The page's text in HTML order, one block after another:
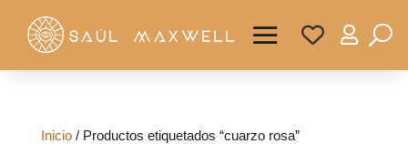

Inicio/ Productos etiquetados “cuarzo rosa”